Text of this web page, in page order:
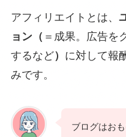
アフィリエイトとは、
ョン（ ＝成果。広告を
するなど） に対して報
みです。
ブログはお